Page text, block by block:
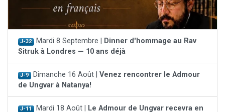
J-32 Mardi 8 Septembre |
Dinner d'hommage au Rav
Sitruk à Londres — 10 ans déjà
J-9 Dimanche 16 Août | Venez rencontrer le Admour
de Ungvar à Natanya!
J-11 Mardi 18 Août |
Le Admour de Ungvar recevra en